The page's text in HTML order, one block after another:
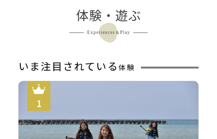
体験・遊ぶ
Experiences＆Play
いま注目されている 体験